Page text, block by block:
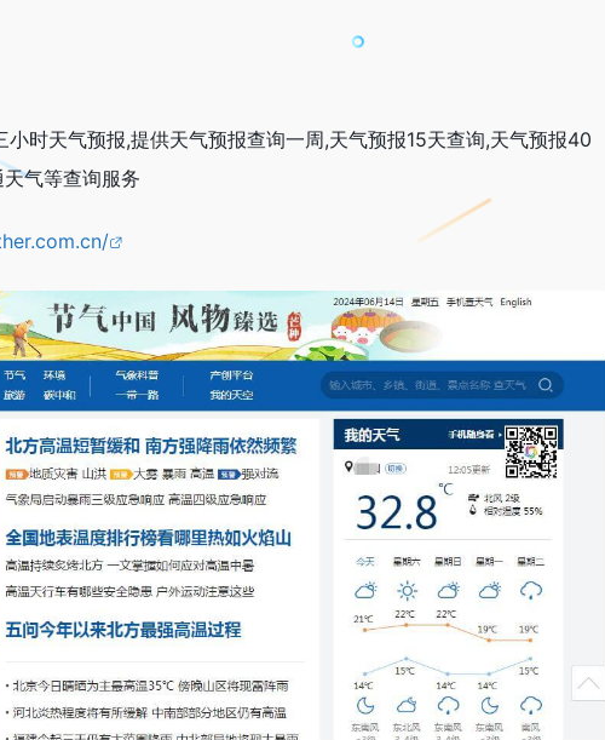
时天气预报,提供天气预报查询一周,天气预报15天查询,天气预报40
气等查询服务